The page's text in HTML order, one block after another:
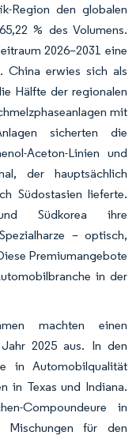
Region den globalen
% des Volumens.
2026–2031 eine
China erwies sich als
Hälfte der regionalen
mit
sicherten die
Aceton-Linien und
der hauptsächlich
Südostasien lieferte.
Südkorea ihre
– optisch,
Premiumangebote
in der
machten einen
2025 aus. In den
in Automobilqualität
in Texas und Indiana.
Compoundeure in
Mischungen für den